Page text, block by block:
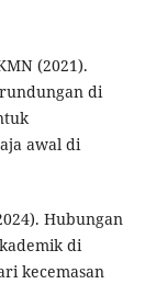
(2021).
di
awal di
Hubungan
di
kecemasan